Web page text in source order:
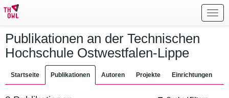
Publikationen an der Technischen
Hochschule Ostwestfalen-Lippe
Startseite Publikationen Autoren Projekte Einrichtungen